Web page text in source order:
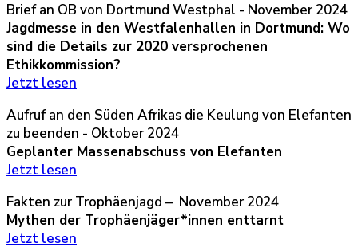
Brief an OB von Dortmund Westphal - November 2024
Jagdmesse in den Westfalenhallen in Dortmund: Wo
sind die Details zur 2020 versprochenen
Ethikkommission?
Jetzt lesen
Aufruf an den Süden Afrikas die Keulung von Elefanten
zu beenden - Oktober 2024
Geplanter Massenabschuss von Elefanten
Jetzt lesen
Fakten zur Trophäenjagd – November 2024
Mythen der Trophäenjäger*innen enttarnt
Jetzt lesen